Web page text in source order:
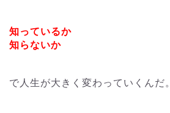
知っているか
知らないか
で人生が大きく変わっていくんだ。